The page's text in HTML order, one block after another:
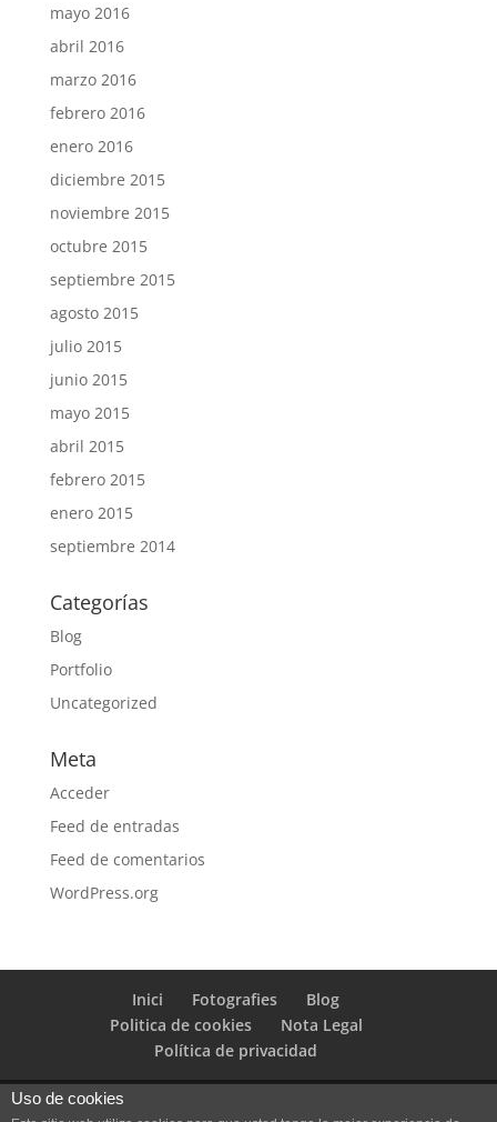
mayo 2016
abril 2016
marzo 2016
febrero 2016
enero 2016
diciembre 2015
noviembre 2015
octubre 2015
septiembre 2015
agosto 2015
julio 2015
junio 2015
mayo 2015
abril 2015
febrero 2015
enero 2015
septiembre 2014
Categorías
Blog
Portfolio
Uncategorized
Meta
Acceder
Feed de entradas
Feed de comentarios
WordPress.org
Inici Fotografies
Blog
Politica de cookies
Nota Legal
Política de privacidad
Uso de cookies